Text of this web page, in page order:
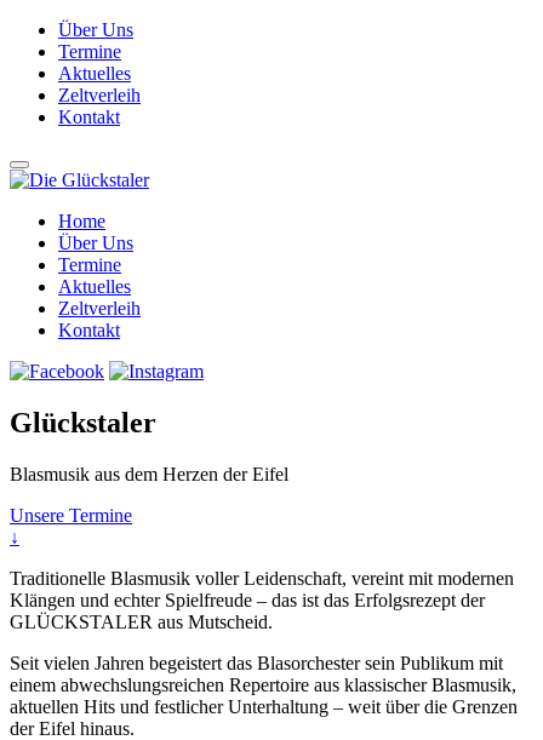
Über Uns
Termine
Aktuelles
Zeltverleih
Kontakt
Home
Über Uns
Termine
Aktuelles
Zeltverleih
Kontakt
Glückstaler
Blasmusik aus dem Herzen der Eifel
Unsere Termine
↓
Traditionelle Blasmusik voller Leidenschaft, vereint mit modernen
Klängen und echter Spielfreude – das ist das Erfolgsrezept der
GLÜCKSTALER aus Mutscheid.
Seit vielen Jahren begeistert das Blasorchester sein Publikum mit
einem abwechslungsreichen Repertoire aus klassischer Blasmusik,
aktuellen Hits und festlicher Unterhaltung – weit über die Grenzen
der Eifel hinaus.